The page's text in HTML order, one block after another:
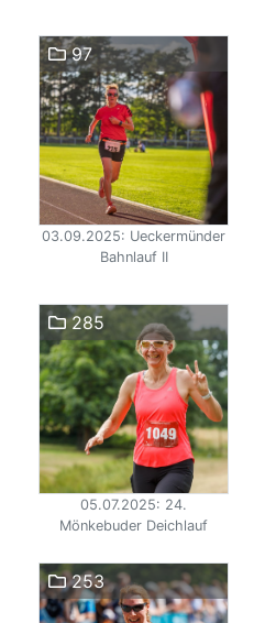
97
03.09.2025: Ueckermünder
Bahnlauf II
285
05.07.2025: 24.
Mönkebuder Deichlauf
253